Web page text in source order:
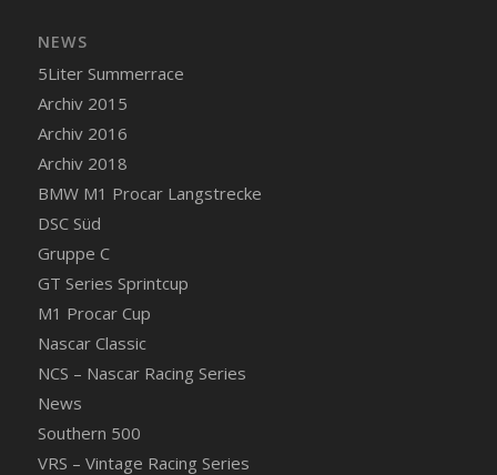
NEWS
5Liter Summerrace
Archiv 2015
Archiv 2016
Archiv 2018
BMW M1 Procar Langstrecke
DSC Süd
Gruppe C
GT Series Sprintcup
M1 Procar Cup
Nascar Classic
NCS – Nascar Racing Series
News
Southern 500
VRS – Vintage Racing Series